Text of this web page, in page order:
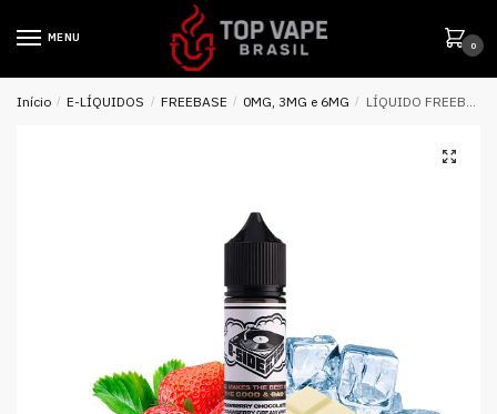
MENU
0
Início / E-LÍQUIDOS / FREEBASE / 0MG, 3MG e 6MG / LÍQUIDO FREEBASE STRAWBERRY CHOCOLATE ICE – B-SIDE